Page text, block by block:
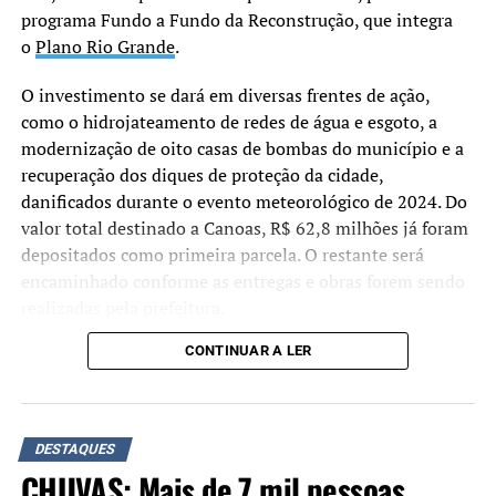
provas suficientes para condenar o ex-presidente e seus
aliados.
Demais condenações
Braga Netto: 26 anos– Seguindo o voto do relator
Alexandre de Moraes, a maioria da Primeira Turma do
STF determinou pena de 26 anos, inicialmente em
reclusão, para o general Walter Braga Netto.
Anderson Torres: 24 anos –
Anderson Torres.
Almir Garnier: 24 anos –Seguindo voto do relator
Alexandre de Moraes, a maioria da Primeira Turma
Garnier, ex-comandante da Marinha. Foi determinado 21
anos e 6 meses de reclusão e 2 anos e 6 meses de
programa Fundo a Fundo da Reconstrução, que integra
oPlano Rio Grande.
O investimento se dará em diversas frentes de ação,
como o hidrojateamento de redes de água e esgoto, a
modernização de oito casas de bombas do município e a
recuperação dos diques de proteção da cidade,
danificados durante o evento meteorológico de 2024. Do
valor total destinado a Canoas, R$ 62,8 milhões já foram
depositados como primeira parcela. O restante será
encaminhado conforme as entregas e obras forem sendo
“Não estamos apenas
assinando um convênio,
mas efetivamente
depositando os recursos.
CONTINUAR A LER
DESTAQUES